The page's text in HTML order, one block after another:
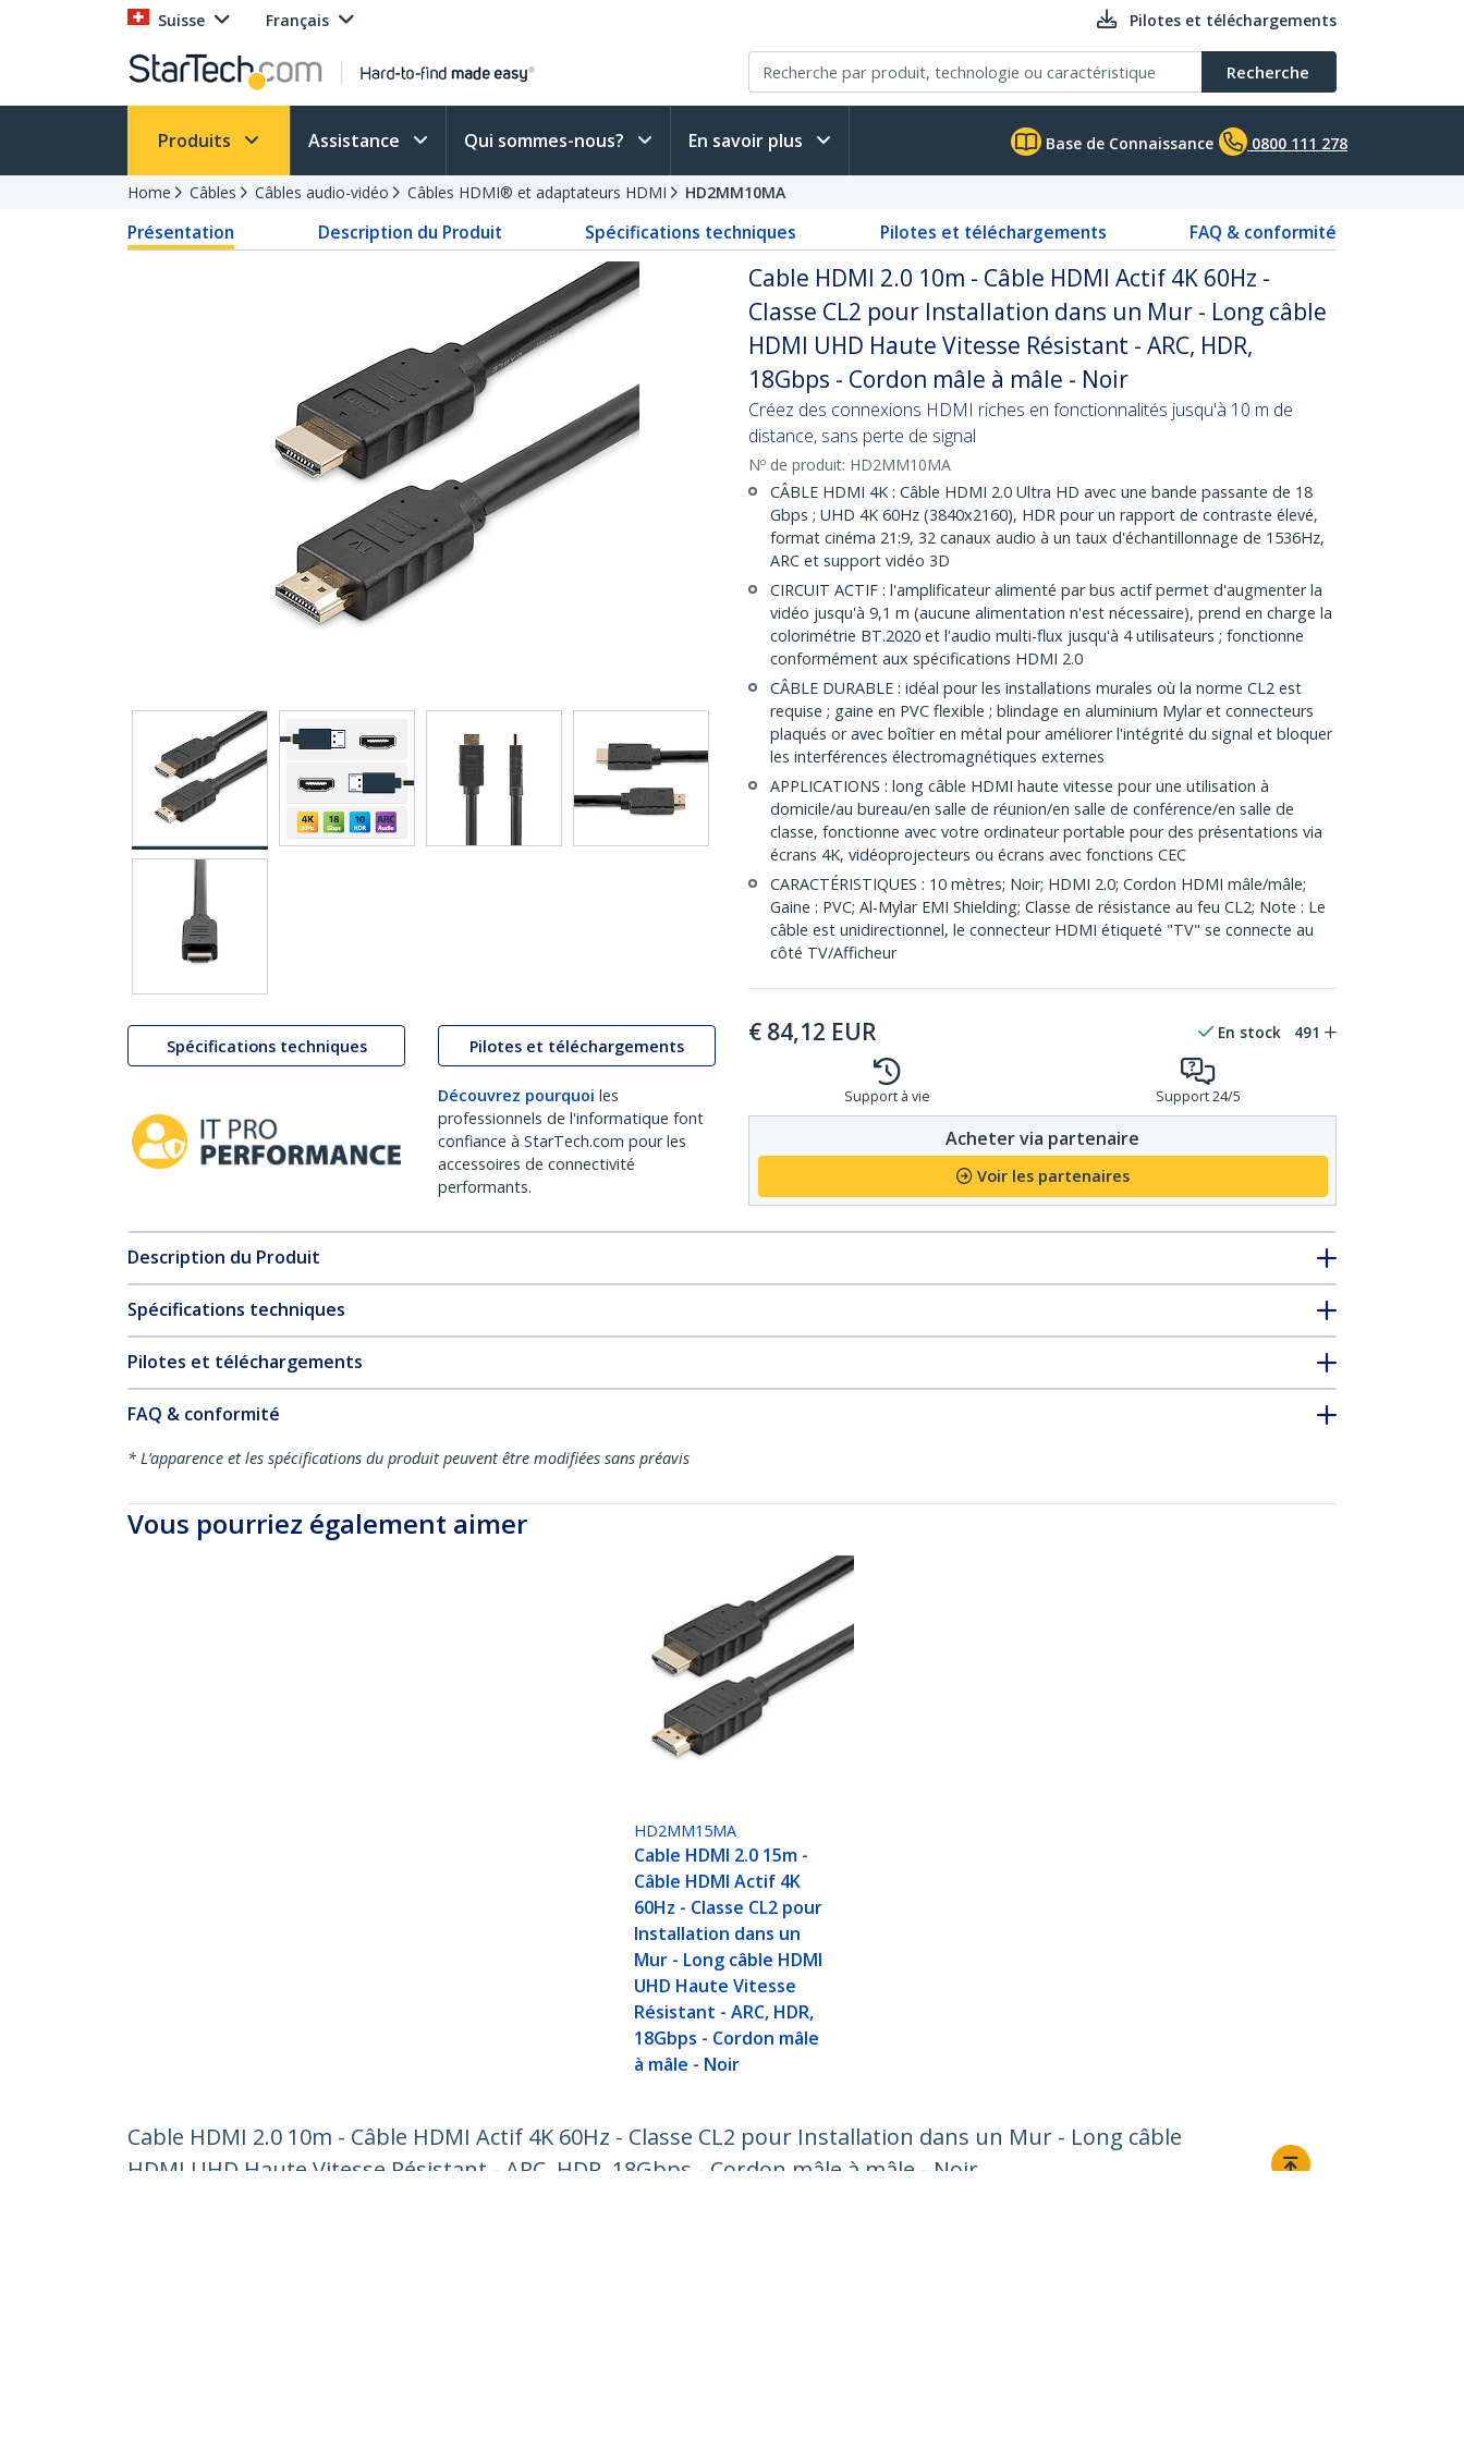
Suisse Français Pilotes et téléchargements
Recherche
Produits Assistance Qui sommes-nous? En savoir plus Base de Connaissance 0800 111 278
Home Câbles Câbles audio-vidéo Câbles HDMI® et adaptateurs HDMI HD2MM10MA
Présentation Description du Produit Spécifications techniques Pilotes et téléchargements FAQ & conformité
Spécifications techniques Pilotes et téléchargements
Découvrez pourquoi les
professionnels de l'informatique font
confiance à StarTech.com pour les
accessoires de connectivité
performants.
Cable HDMI 2.0 10m - Câble HDMI Actif 4K 60Hz -
Classe CL2 pour Installation dans un Mur - Long câble
HDMI UHD Haute Vitesse Résistant - ARC, HDR,
18Gbps - Cordon mâle à mâle - Noir
Créez des connexions HDMI riches en fonctionnalités jusqu'à 10 m de
distance, sans perte de signal
Nº de produit: HD2MM10MA
CÂBLE HDMI 4K : Câble HDMI 2.0 Ultra HD avec une bande passante de 18
Gbps ; UHD 4K 60Hz (3840x2160), HDR pour un rapport de contraste élevé,
format cinéma 21:9, 32 canaux audio à un taux d'échantillonnage de 1536Hz,
ARC et support vidéo 3D
CIRCUIT ACTIF : l'amplificateur alimenté par bus actif permet d'augmenter la
vidéo jusqu'à 9,1 m (aucune alimentation n'est nécessaire), prend en charge la
colorimétrie BT.2020 et l'audio multi-flux jusqu'à 4 utilisateurs ; fonctionne
conformément aux spécifications HDMI 2.0
CÂBLE DURABLE : idéal pour les installations murales où la norme CL2 est
requise ; gaine en PVC flexible ; blindage en aluminium Mylar et connecteurs
plaqués or avec boîtier en métal pour améliorer l'intégrité du signal et bloquer
les interférences électromagnétiques externes
APPLICATIONS : long câble HDMI haute vitesse pour une utilisation à
domicile/au bureau/en salle de réunion/en salle de conférence/en salle de
classe, fonctionne avec votre ordinateur portable pour des présentations via
écrans 4K, vidéoprojecteurs ou écrans avec fonctions CEC
CARACTÉRISTIQUES : 10 mètres; Noir; HDMI 2.0; Cordon HDMI mâle/mâle;
Gaine : PVC; Al-Mylar EMI Shielding; Classe de résistance au feu CL2; Note : Le
câble est unidirectionnel, le connecteur HDMI étiqueté "TV" se connecte au
côté TV/Afficheur
€ 84,12 EUR En stock 491
Support à vie Support 24/5
Acheter via partenaire
Voir les partenaires
Description du Produit
Spécifications techniques
Pilotes et téléchargements
FAQ & conformité
* L’apparence et les spécifications du produit peuvent être modifiées sans préavis
Vous pourriez également aimer
HD2MM15MA
Cable HDMI 2.0 15m -
Câble HDMI Actif 4K
60Hz - Classe CL2 pour
Installation dans un
Mur - Long câble HDMI
UHD Haute Vitesse
Résistant - ARC, HDR,
18Gbps - Cordon mâle
à mâle - Noir
Cable HDMI 2.0 10m - Câble HDMI Actif 4K 60Hz - Classe CL2 pour Installation dans un Mur - Long câble
HDMI UHD Haute Vitesse Résistant - ARC, HDR, 18Gbps - Cordon mâle à mâle - Noir